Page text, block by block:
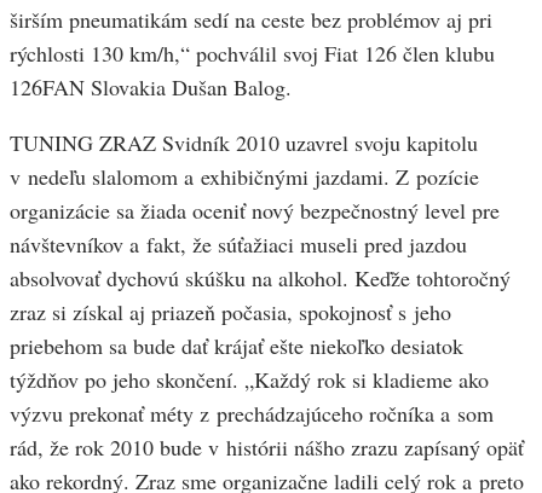
širším pneumatikám sedí na ceste bez problémov aj pri
rýchlosti 130 km/h,“ pochválil svoj Fiat 126 člen klubu
126FAN Slovakia Dušan Balog.
TUNING ZRAZ Svidník 2010 uzavrel svoju kapitolu
v nedeľu slalomom a exhibičnými jazdami. Z pozície
organizácie sa žiada oceniť nový bezpečnostný level pre
návštevníkov a fakt, že súťažiaci museli pred jazdou
absolvovať dychovú skúšku na alkohol. Keďže tohtoročný
zraz si získal aj priazeň počasia, spokojnosť s jeho
priebehom sa bude dať krájať ešte niekoľko desiatok
týždňov po jeho skončení. „Každý rok si kladieme ako
výzvu prekonať méty z prechádzajúceho ročníka a som
rád, že rok 2010 bude v histórii nášho zrazu zapísaný opäť
ako rekordný. Zraz sme organizačne ladili celý rok a preto